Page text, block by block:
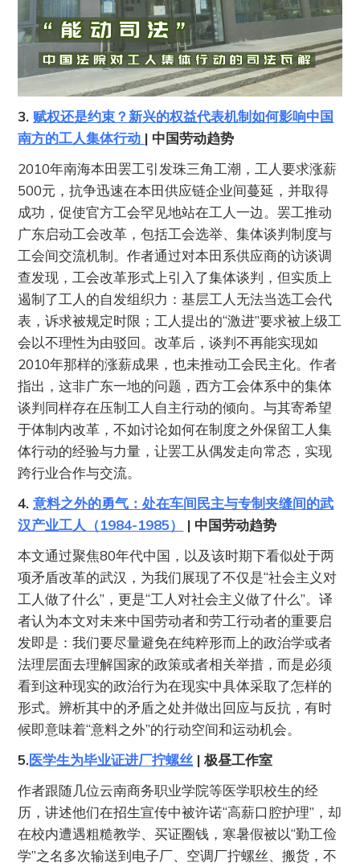
3. 赋权还是约束？新兴的权益代表机制如何影响中国
南方的工人集体行动 | 中国劳动趋势
2010年南海本田罢工引发珠三角工潮，工人要求涨薪
500元，抗争迅速在本田供应链企业间蔓延，并取得
成功，促使官方工会罕见地站在工人一边。罢工推动
广东启动工会改革，包括工会选举、集体谈判制度与
工会间交流机制。作者通过对本田系供应商的访谈调
查发现，工会改革形式上引入了集体谈判，但实质上
遏制了工人的自发组织力：基层工人无法当选工会代
表，诉求被规定时限；工人提出的“激进”要求被上级工
会以不理性为由驳回。改革后，谈判不再能实现如
2010年那样的涨薪成果，也未推动工会民主化。作者
指出，这非广东一地的问题，西方工会体系中的集体
谈判同样存在压制工人自主行动的倾向。与其寄希望
于体制内改革，不如讨论如何在制度之外保留工人集
体行动的经验与力量，让罢工从偶发走向常态，实现
跨行业合作与交流。
4.意料之外的勇气：处在车间民主与专制夹缝间的武
汉产业工人（1984-1985）
| 中国劳动趋势
本文通过聚焦80年代中国，以及该时期下看似处于两
项矛盾改革的武汉，为我们展现了不仅是“社会主义对
工人做了什么”，更是“工人对社会主义做了什么”。译
者认为本文对未来中国劳动者和劳工行动者的重要启
发即是：我们要尽量避免在纯粹形而上的政治学或者
法理层面去理解国家的政策或者相关举措，而是必须
看到这种现实的政治行为在现实中具体采取了怎样的
形式。辨析其中的矛盾之处并做出回应与反抗，有时
候即意味着“意料之外”的行动空间和运动机会。
5.医学生为毕业证进厂拧螺丝 | 极昼工作室
作者跟随几位云南商务职业学院等医学职校生的经
历，讲述他们在招生宣传中被许诺“高薪口腔护理”，却
在校内遭遇粗糙教学、买证圈钱，寒暑假被以“勤工俭
学”之名多次输送到电子厂、空调厂拧螺丝、搬货，不